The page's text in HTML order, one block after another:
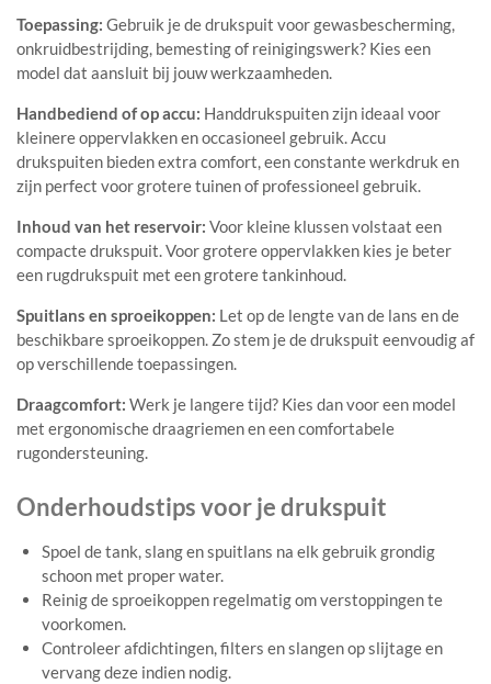
Toepassing: Gebruik je de drukspuit voor gewasbescherming,
onkruidbestrijding, bemesting of reinigingswerk? Kies een
model dat aansluit bij jouw werkzaamheden.
Handbediend of op accu: Handdrukspuiten zijn ideaal voor
kleinere oppervlakken en occasioneel gebruik. Accu
drukspuiten bieden extra comfort, een constante werkdruk en
zijn perfect voor grotere tuinen of professioneel gebruik.
Inhoud van het reservoir: Voor kleine klussen volstaat een
compacte drukspuit. Voor grotere oppervlakken kies je beter
een rugdrukspuit met een grotere tankinhoud.
Spuitlans en sproeikoppen: Let op de lengte van de lans en de
beschikbare sproeikoppen. Zo stem je de drukspuit eenvoudig af
op verschillende toepassingen.
Draagcomfort: Werk je langere tijd? Kies dan voor een model
met ergonomische draagriemen en een comfortabele
rugondersteuning.
Onderhoudstips voor je drukspuit
Spoel de tank, slang en spuitlans na elk gebruik grondig
schoon met proper water.
Reinig de sproeikoppen regelmatig om verstoppingen te
voorkomen.
Controleer afdichtingen, filters en slangen op slijtage en
vervang deze indien nodig.